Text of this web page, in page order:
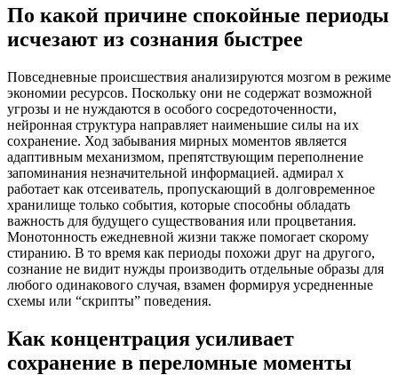
По какой причине спокойные периоды
исчезают из сознания быстрее
Повседневные происшествия анализируются мозгом в режиме
экономии ресурсов. Поскольку они не содержат возможной
угрозы и не нуждаются в особого сосредоточенности,
нейронная структура направляет наименьшие силы на их
сохранение. Ход забывания мирных моментов является
адаптивным механизмом, препятствующим переполнение
запоминания незначительной информацией. адмирал х
работает как отсеиватель, пропускающий в долговременное
хранилище только события, которые способны обладать
важность для будущего существования или процветания.
Монотонность ежедневной жизни также помогает скорому
стиранию. В то время как периоды похожи друг на другого,
сознание не видит нужды производить отдельные образы для
любого одинакового случая, взамен формируя усредненные
схемы или “скрипты” поведения.
Как концентрация усиливает
сохранение в переломные моменты